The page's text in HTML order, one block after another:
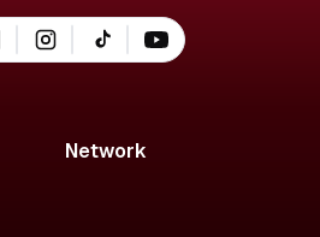
Network